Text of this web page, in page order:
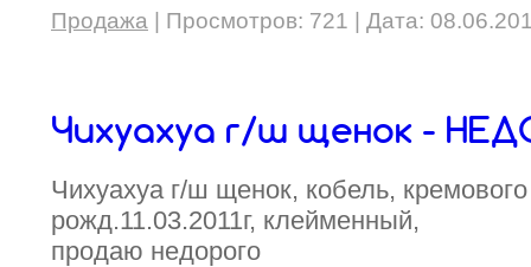
Продажа Просмотров: 721 Дата:
Чихуахуа г/ш щенок -
Чихуахуа г/ш щенок, кобель,
рожд.11.03.2011г, клейменный,
продаю недорого